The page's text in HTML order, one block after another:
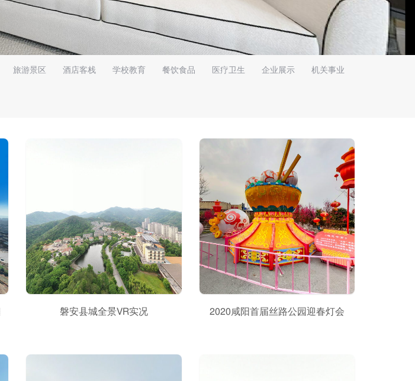
旅游景区 酒店客栈 学校教育 餐饮食品 医疗卫生 企业展示 机关事业
磐安县城全景VR实况 2020咸阳首届丝路公园迎春灯会